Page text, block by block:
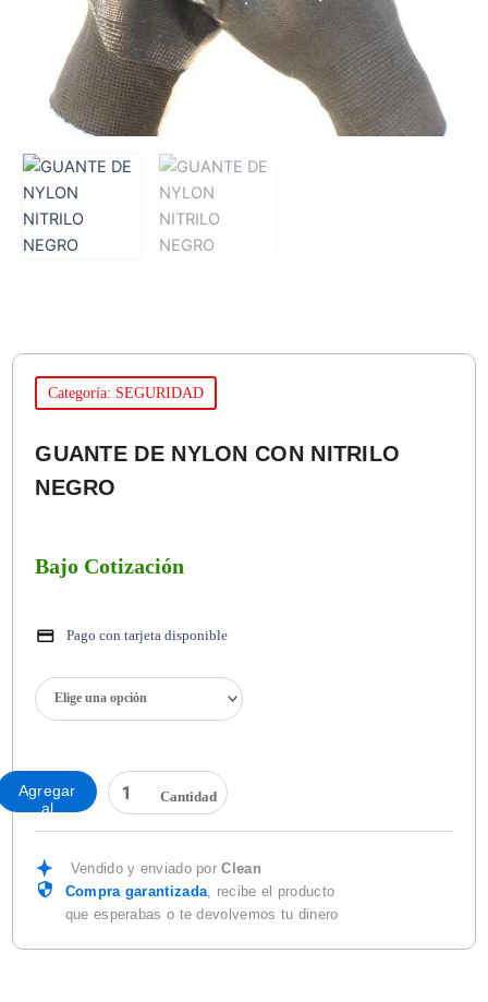
Categoría: SEGURIDAD
GUANTE DE NYLON CON NITRILO
NEGRO
Bajo Cotización
Pago con tarjeta disponible
DE
NITRILO
NEGRO
cantidad
Agregar
al
Vendido y enviado porClean
Compra garantizada, recibe el producto
que esperabas o te devolvemos tu dinero